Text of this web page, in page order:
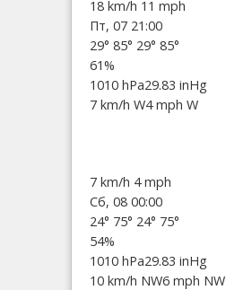
18 km/h 11 mph
Пт, 07 21:00
29° 85° 29° 85°
61%
1010 hPa29.83 inHg
7 km/h W4 mph W
7 km/h 4 mph
Сб, 08 00:00
24° 75° 24° 75°
54%
1010 hPa29.83 inHg
10 km/h NW6 mph NW